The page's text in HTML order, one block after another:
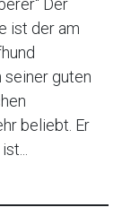
Der
ist der am
seiner guten
beliebt. Er